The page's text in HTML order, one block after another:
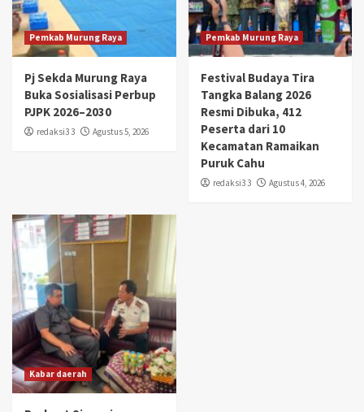
Pemkab Murung Raya
Pj Sekda Murung Raya
Buka Sosialisasi Perbup
PJPK 2026–2030
redaksi3 3 Agustus 5, 2026
Pemkab Murung Raya
Festival Budaya Tira
Tangka Balang 2026
Resmi Dibuka, 412
Peserta dari 10
Kecamatan Ramaikan
Puruk Cahu
redaksi3 3 Agustus 4, 2026
Kabar daerah